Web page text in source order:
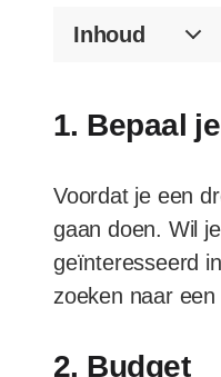
Inhoud
1. Bepaal
Voordat je een
gaan doen. Wil
geïnteresseerd
zoeken naar
2. Budget